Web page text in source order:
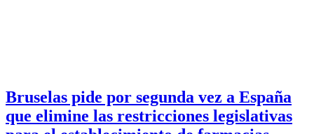
Bruselas pide por segunda vez a España
que elimine las restricciones legislativas